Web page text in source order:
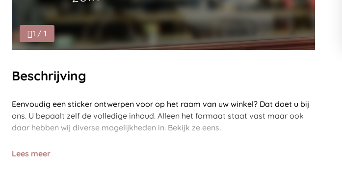
1 / 1
Beschrijving
Eenvoudig een sticker ontwerpen voor op het raam van uw winkel? Dat doet u bij
ons. U bepaalt zelf de volledige inhoud. Alleen het formaat staat vast maar ook
daar hebben wij diverse mogelijkheden in. Bekijk ze eens.
Lees meer